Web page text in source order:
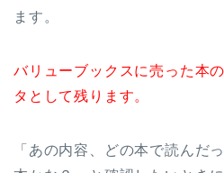
ます。
バリューブックスに売った本
タとして残ります。
「あの内容、どの本で読んだ